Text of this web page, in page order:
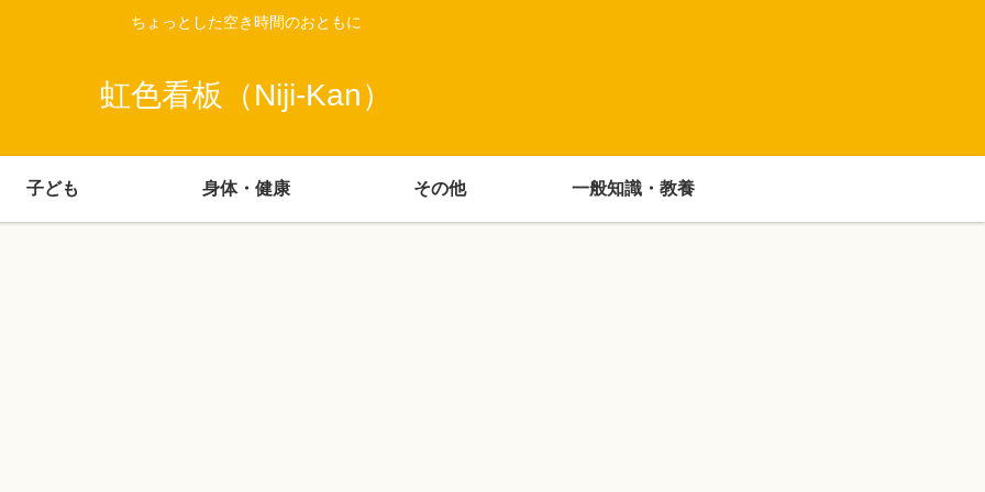
ちょっとした空き時間のおともに
虹色看板（Niji-Kan）
子ども 身体・健康 その他 一般知識・教養